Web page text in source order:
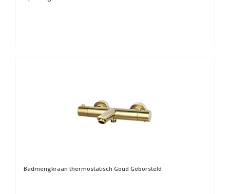
Badmengkraan thermostatisch Goud Geborsteld